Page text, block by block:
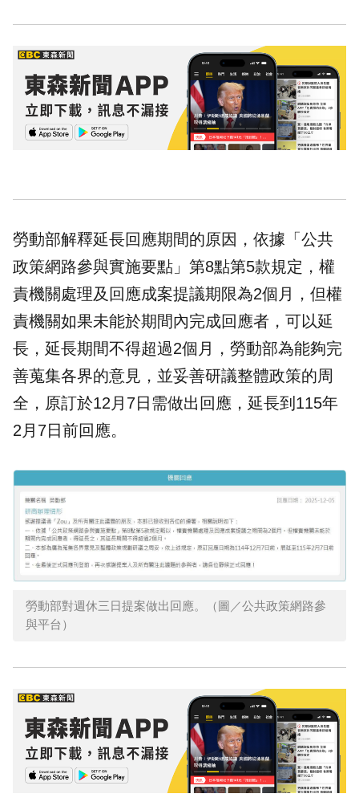
勞動部解釋延長回應期間的原因，依據「公共
政策網路參與實施要點」第8點第5款規定，權
責機關處理及回應成案提議期限為2個月，但權
責機關如果未能於期間內完成回應者，可以延
長，延長期間不得超過2個月，勞動部為能夠完
善蒐集各界的意見，並妥善研議整體政策的周
全，原訂於12月7日需做出回應，延長到115年
2月7日前回應。
勞動部對週休三日提案做出回應。（圖／公共政策網路參
與平台）